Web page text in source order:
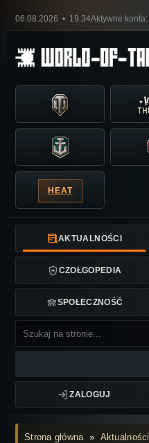
06.08.2026 • 19:34Aktywne konta:
HEAT
AKTUALNOŚCI
CZOŁGOPEDIA
SPOŁECZNOŚĆ
ZALOGUJ
Strona główna» Aktualności